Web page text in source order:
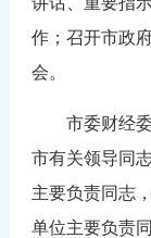
作；召开市政
会。
市委财经委
市有关领导同
主要负责同志
单位主要负责